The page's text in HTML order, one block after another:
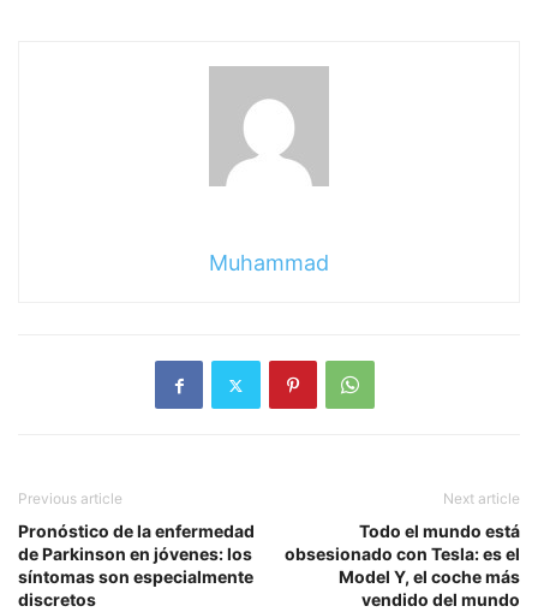
Muhammad
Previous article
Pronóstico de la enfermedad
de Parkinson en jóvenes: los
síntomas son especialmente
discretos
Next article
Todo el mundo está
obsesionado con Tesla: es el
Model Y, el coche más
vendido del mundo